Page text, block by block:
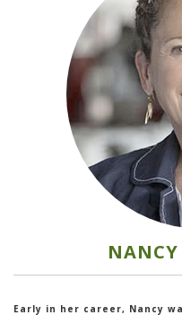
Early in her career, Nancy